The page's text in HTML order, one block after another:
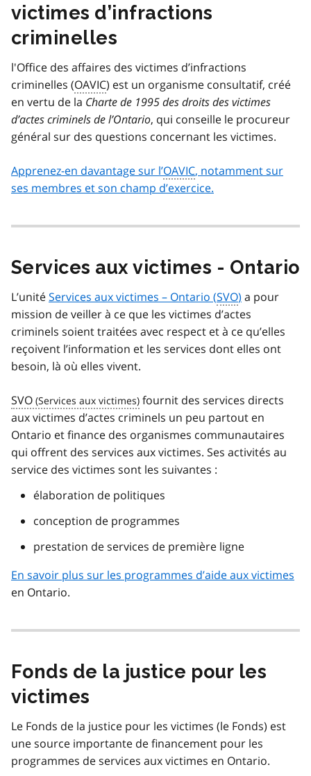
victimes d’infractions
criminelles
l'Office des affaires des victimes d’infractions
criminelles (OAVIC) est un organisme consultatif, créé
en vertu de la Charte de 1995 des droits des victimes
d’actes criminels de l’Ontario, qui conseille le procureur
général sur des questions concernant les victimes.
Apprenez-en davantage sur l’OAVIC, notamment sur
ses membres et son champ d’exercice.
Services aux victimes - Ontario
L’unitéServices aux victimes – Ontario (SVO) a pour
mission de veiller à ce que les victimes d’actes
criminels soient traitées avec respect et à ce qu’elles
reçoivent l’information et les services dont elles ont
besoin, là où elles vivent.
SVO
fournit des services directs
aux victimes d’actes criminels un peu partout en
Ontario et finance des organismes communautaires
qui offrent des services aux victimes. Ses activités au
service des victimes sont les suivantes :
élaboration de politiques
conception de programmes
prestation de services de première ligne
En savoir plus sur les programmes d’aide aux victimes
en Ontario.
Fonds de la justice pour les
victimes
Le Fonds de la justice pour les victimes (le Fonds) est
une source importante de financement pour les
programmes de services aux victimes en Ontario.